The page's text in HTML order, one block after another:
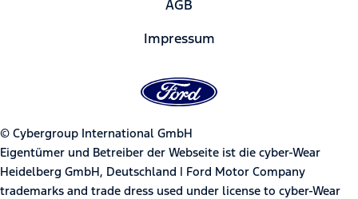
AGB
Impressum
© Cybergroup International GmbH
Eigentümer und Betreiber der Webseite ist die cyber-Wear
Heidelberg GmbH, Deutschland | Ford Motor Company
trademarks and trade dress used under license to cyber-Wear